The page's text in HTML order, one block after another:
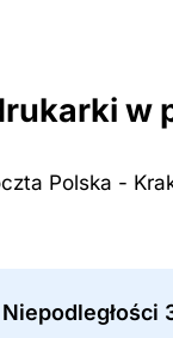
w
Polska -